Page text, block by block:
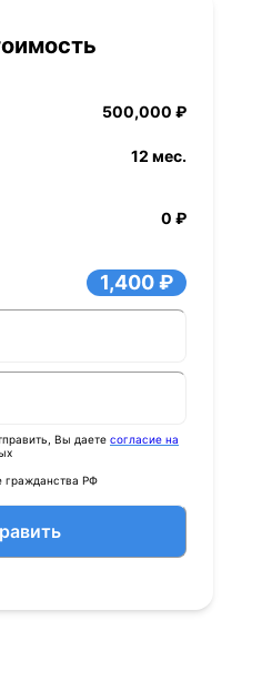
500,000 ₽
12 мес.
0 ₽
1,400 ₽
Вы даете согласие на
гражданства РФ